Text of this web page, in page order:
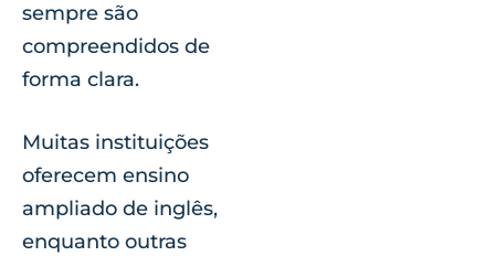
sempre são
compreendidos de
forma clara.
Muitas instituições
oferecem ensino
ampliado de inglês,
enquanto outras